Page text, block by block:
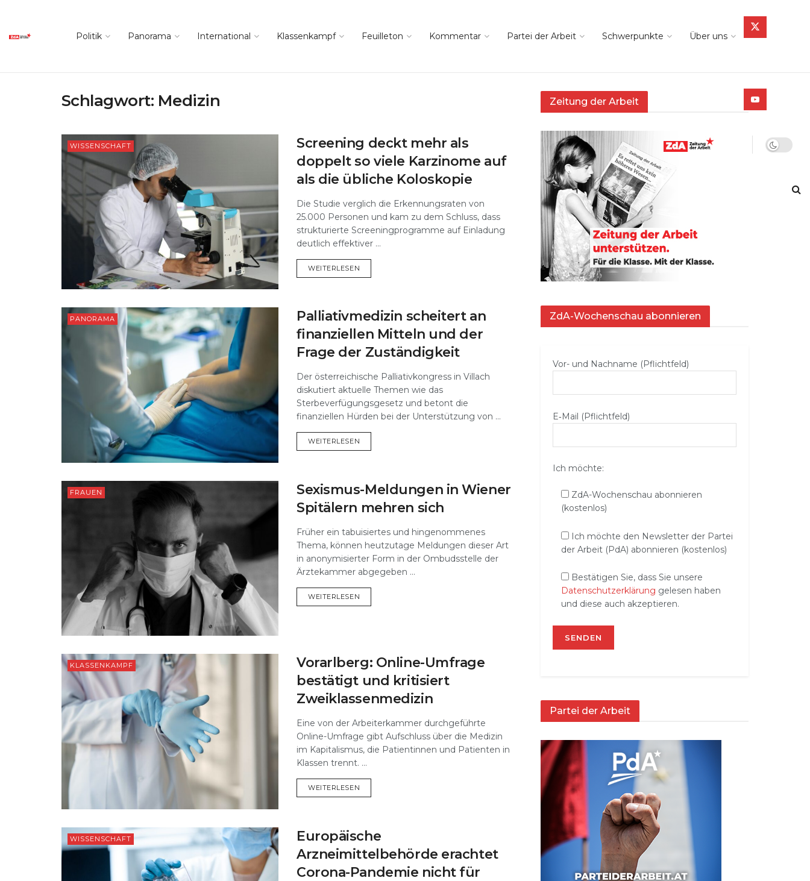
Politik Panorama International Klassenkampf Feuilleton Kommentar Partei der Arbeit Schwerpunkte Über uns
Schlagwort: Medizin
WISSENSCHAFT
Screening deckt mehr als
doppelt so viele Karzinome auf
als die übliche Koloskopie
Die Studie verglich die Erkennungsraten von
25.000 Personen und kam zu dem Schluss, dass
strukturierte Screeningprogramme auf Einladung
deutlich effektiver ...
WEITERLESEN
PANORAMA
Palliativmedizin scheitert an
finanziellen Mitteln und der
Frage der Zuständigkeit
Der österreichische Palliativkongress in Villach
diskutiert aktuelle Themen wie das
Sterbeverfügungsgesetz und betont die
finanziellen Hürden bei der Unterstützung von ...
WEITERLESEN
FRAUEN
Sexismus-Meldungen in Wiener
Spitälern mehren sich
Früher ein tabuisiertes und hingenommenes
Thema, können heutzutage Meldungen dieser Art
in anonymisierter Form in der Ombudsstelle der
Ärztekammer abgegeben ...
WEITERLESEN
KLASSENKAMPF
Vorarlberg: Online-Umfrage
bestätigt und kritisiert
Zweiklassenmedizin
Eine von der Arbeiterkammer durchgeführte
Online-Umfrage gibt Aufschluss über die Medizin
im Kapitalismus, die Patientinnen und Patienten in
Klassen trennt. ...
WEITERLESEN
WISSENSCHAFT
Europäische
Arzneimittelbehörde erachtet
Corona-Pandemie nicht für
Zeitung der Arbeit
ZdA-Wochenschau abonnieren
Vor- und Nachname (Pflichtfeld)
E‑Mail (Pflichtfeld)
Ich möchte:
ZdA-Wochenschau abonnieren
(kostenlos)
Ich möchte den Newsletter der Partei
der Arbeit (PdA) abonnieren (kostenlos)
Bestätigen Sie, dass Sie unsere
Datenschutzerklärung gelesen haben
und diese auch akzeptieren.
Partei der Arbeit